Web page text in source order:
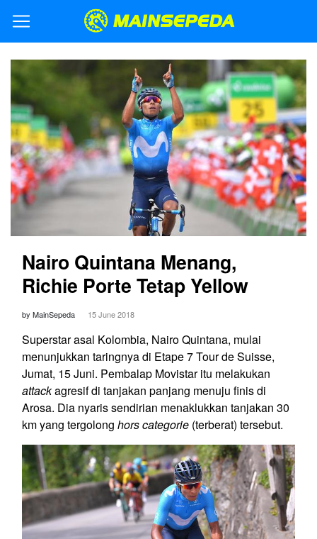
Nairo Quintana Menang,
Richie Porte Tetap Yellow
by MainSepeda 15 June 2018
Superstar asal Kolombia, Nairo Quintana, mulai
menunjukkan taringnya di Etape 7 Tour de Suisse,
Jumat, 15 Juni. Pembalap Movistar itu melakukan
attackagresif di tanjakan panjang menuju finis di
Arosa. Dia nyaris sendirian menaklukkan tanjakan 30
km yang tergolong hors categorie (terberat) tersebut.